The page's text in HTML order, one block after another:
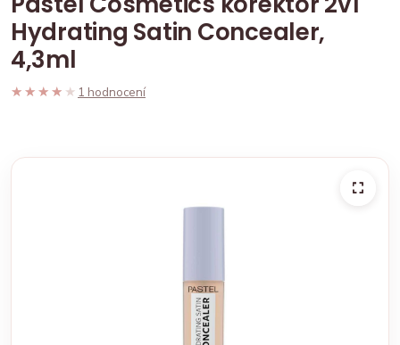
Hydrating Satin Concealer,
4,3ml
★★★★★
★★★★★ 1 hodnocení